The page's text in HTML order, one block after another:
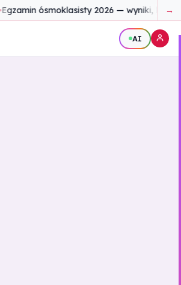
Egzamin ósmoklasisty 2026 — wyniki, które
→
AI